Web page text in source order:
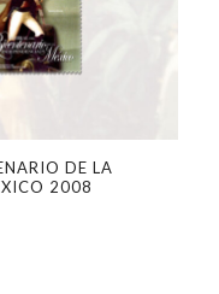
DE LA
2008